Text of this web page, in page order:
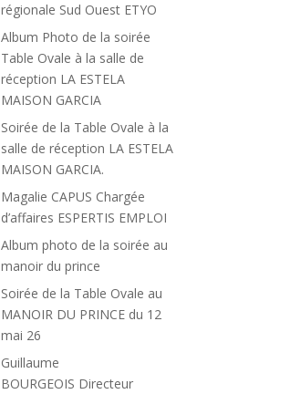
régionale Sud Ouest ETYO
Album Photo de la soirée
Table Ovale à la salle de
réception LA ESTELA
MAISON GARCIA
Soirée de la Table Ovale à la
salle de réception LA ESTELA
MAISON GARCIA.
Magalie CAPUS Chargée
d’affaires ESPERTIS EMPLOI
Album photo de la soirée au
manoir du prince
Soirée de la Table Ovale au
MANOIR DU PRINCE du 12
mai 26
Guillaume
BOURGEOIS Directeur